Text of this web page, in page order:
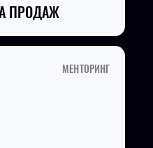
ПРОДАЖ
МЕНТОРИНГ